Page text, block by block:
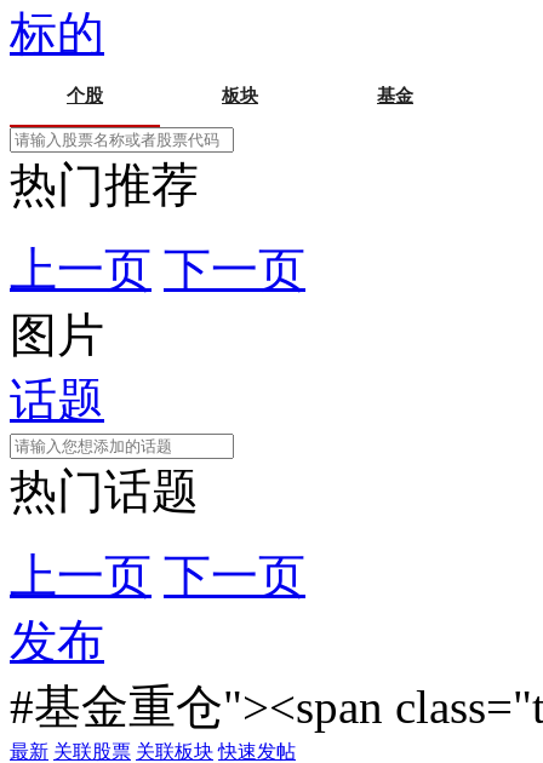
标的
个股 板块 基金
热门推荐
上一页 下一页
图片
话题
热门话题
上一页 下一页
发布
#基金重仓"><span
最新 关联股票 关联板块 快速发帖